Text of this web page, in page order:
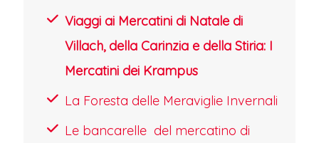
l'incarnazione della gioia e della
tradizione natalizia, invitando a vivere
un'esperienza indimenticabile
all'insegna del calore e dello
Viaggi ai Mercatini di Natale di
Villach, della Carinzia e della Stiria: I
Mercatini dei Krampus
La Foresta delle Meraviglie Invernali
Le bancarelle del mercatino di